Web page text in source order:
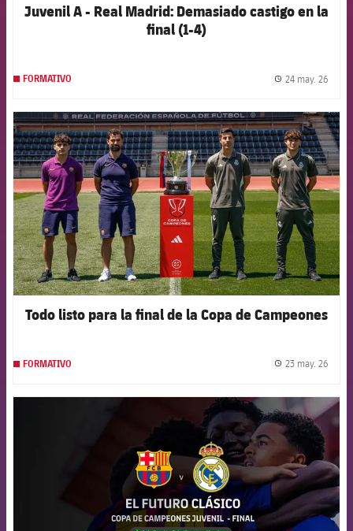
Juvenil A - Real Madrid: Demasiado castigo en la
final (1-4)
FORMATIVO 24 may. 26
FCB Barcelona badge
Todo listo para la final de la Copa de Campeones
FORMATIVO 23 may. 26
FCB Barcelona badge